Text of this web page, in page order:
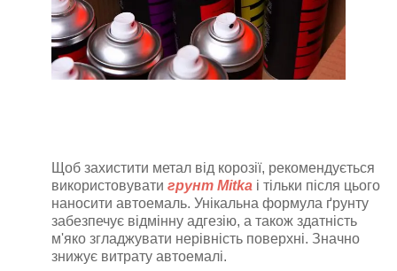
Щоб захистити метал від корозії, рекомендується
використовувати грунт Mitka і тільки після цього
наносити автоемаль. Унікальна формула ґрунту
забезпечує відмінну адгезію, а також здатність
м'яко згладжувати нерівність поверхні. Значно
знижує витрату автоемалі.